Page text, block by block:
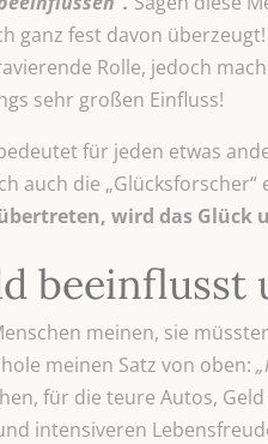
ganz fest davon
Rolle, jedoch
sehr großen Einfluss!
für jeden etwas
auch die „Glücksforscher“
wird das Glück
beeinflusst
meinen, sie
meinen Satz von oben:
für die teure Autos,
intensiveren